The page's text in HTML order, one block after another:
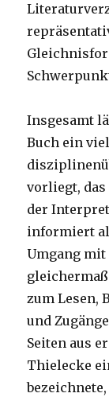
Insgesamt
Buch ein
vorliegt,
der
informiert
Umgang mit
zum Lesen,
und
Seiten aus
Thielecke